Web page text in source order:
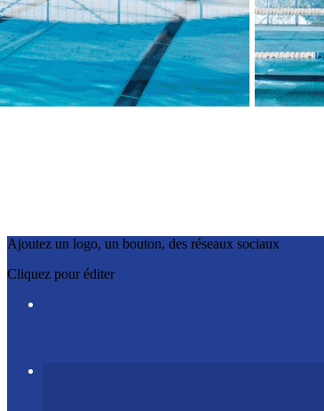
?>
Images de la page d'accueil
Cliquez pour éditer
Ajoutez un logo, un bouton, des réseaux sociaux
Cliquez pour éditer